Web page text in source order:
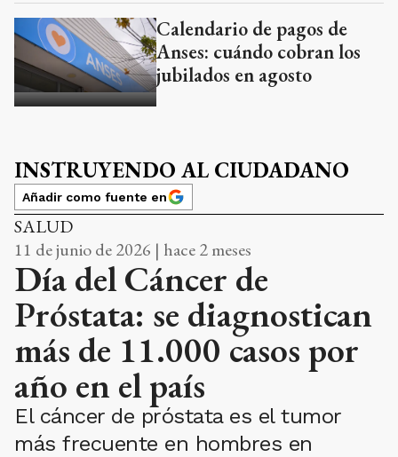
Calendario de pagos de
Anses: cuándo cobran los
jubilados en agosto
INSTRUYENDO AL CIUDADANO
Añadir como fuente en
SALUD
11 de junio de 2026 | hace 2 meses
Día del Cáncer de
Próstata: se diagnostican
más de 11.000 casos por
año en el país
El cáncer de próstata es el tumor
más frecuente en hombres en